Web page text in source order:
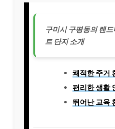
구미시 구평동의 랜
트 단지 소개
쾌적한 주거
편리한 생활
뛰어난 교육